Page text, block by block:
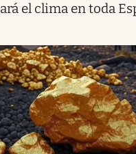
el clima en toda